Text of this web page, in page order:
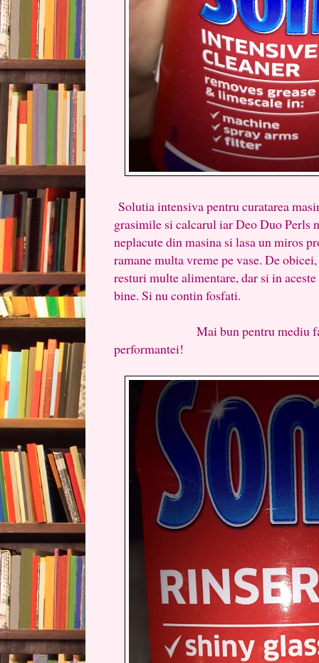
Solutia intensiva pentru curatarea
grasimile si calcarul iar Deo Duo Perls
neplacute din masina si lasa un miros
ramane multa vreme pe vase. De
resturi multe alimentare, dar si in
bine. Si nu contin fosfati.
Mai bun pentru mediu fara
performantei!